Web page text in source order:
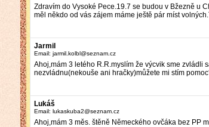
Zdravím do Vysoké Pece.19.7 se budou v Bžezně u
měl někdo od vás zájem máme ještě pár míst
Jarmil
Email: jarmil.kolbl@seznam.cz
Ahoj,mám 3 letého R.R.myslím že výcvik sme zvládli
nezvládnu(nekouše ani hračky)můžete mi stím
Lukáš
Email: lukaskuba2@seznam.cz
Ahoj,mám 3 měs. štěně Německého ovčáka bez PP